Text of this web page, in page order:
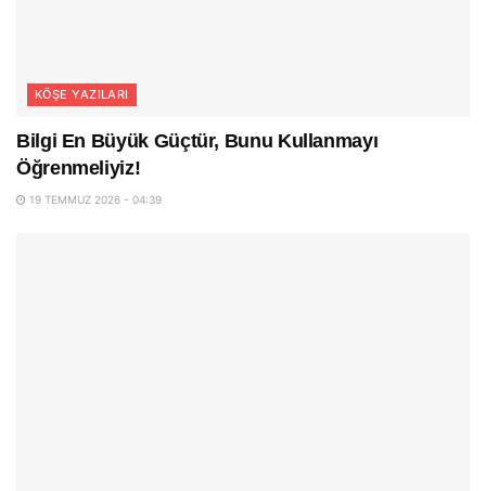
KÖŞE YAZILARI
Bilgi En Büyük Güçtür, Bunu Kullanmayı
Öğrenmeliyiz!
19 TEMMUZ 2026 - 04:39